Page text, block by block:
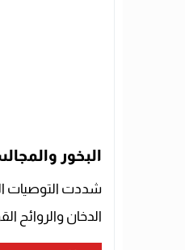
البخور
شددت التوصيات
الدخان والروائح